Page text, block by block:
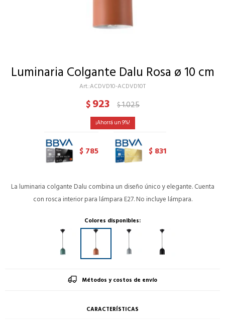
Luminaria Colgante Dalu Rosa ø 10 cm
ACDVD10-ACDVD10T
$923 $1.025
9
$ 785 $ 831
La luminaria colgante Dalu combina un diseño único y elegante. Cuenta
con rosca interior para lámpara E27. No incluye lámpara.
Colores disponibles:
Métodos y costos de envío
CARACTERÍSTICAS